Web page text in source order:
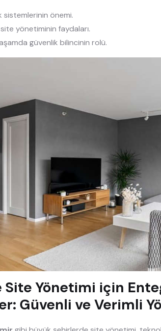
sistemlerinin önemi.
yönetiminin faydaları.
güvenlik bilincinin rolü.
Site Yönetimi için
Güvenli ve Verimli